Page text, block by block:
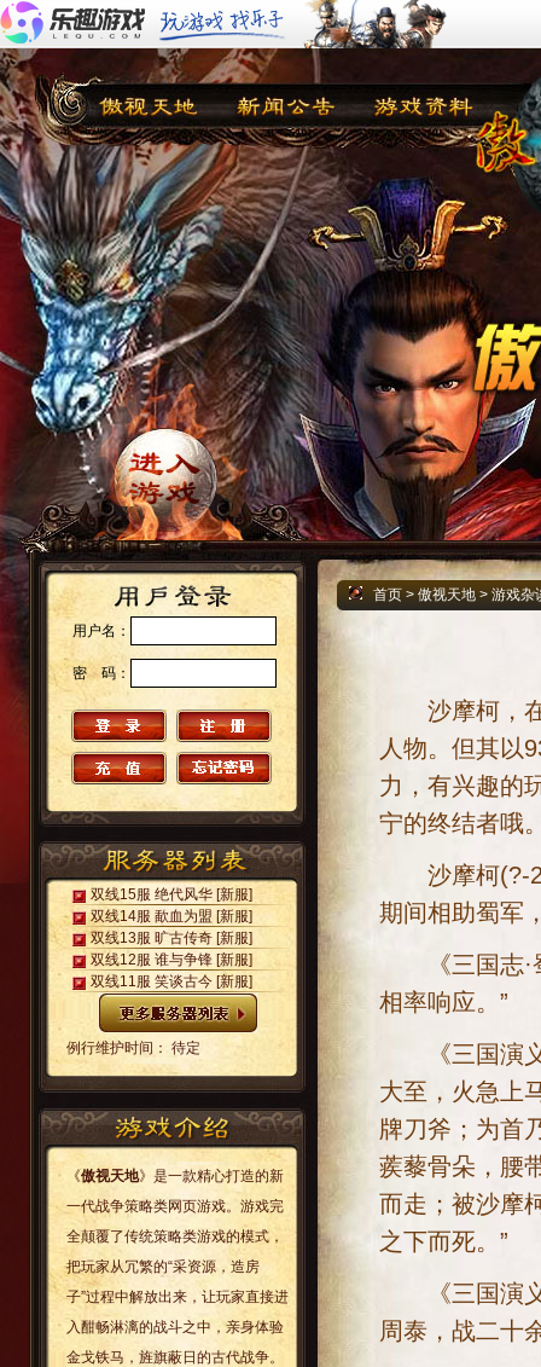
用户名：
密 码：
双线15服 绝代风华 [新服]
双线14服 歃血为盟 [新服]
双线13服 旷古传奇 [新服]
双线12服 谁与争锋 [新服]
双线11服 笑谈古今 [新服]
例行维护时间： 待定
《傲视天地》是一款精心打造的新
一代战争策略类网页游戏。游戏完
全颠覆了传统策略类游戏的模式，
把玩家从冗繁的“采资源，造房
子”过程中解放出来，让玩家直接进
入酣畅淋漓的战斗之中，亲身体验
金戈铁马，旌旗蔽日的古代战争。
首页 > 傲视天地 > 游戏杂
沙摩柯，在
人物。但其以
力，有兴趣的
宁的终结者哦
沙摩柯(?-
期间相助蜀军
《三国志·蜀
相率响应。”
《三国演义
大至，火急上
牌刀斧；为首
蒺藜骨朵，腰
而走；被沙摩
之下而死。”
《三国演义
周泰，战二十